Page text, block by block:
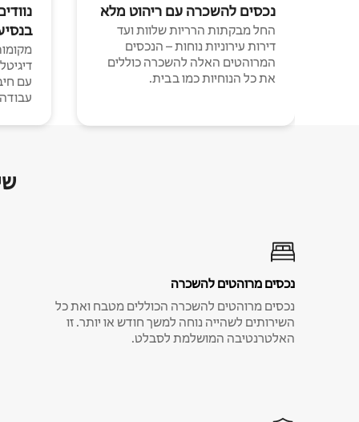
נכסים להשכרה עם ריהוט מלא
החל מבקתות הרריות שלוות ועד
דירות עירוניות נוחות – הנכסים
המרוהטים האלה להשכרה כוללים
את כל הנוחיות כמו בבית.
עבודה
נכסים מרוהטים להשכרה
נכסים מרוהטים להשכרה הכוללים מטבח ואת כל
השירותים לשהייה נוחה למשך חודש או יותר. זו
האלטרנטיבה המושלמת לסבלט.